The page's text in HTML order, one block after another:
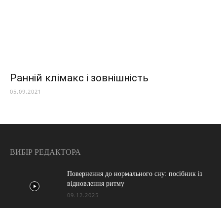
Ранній клімакс і зовнішність
05.09.2021
ВИБІР РЕДАКТОРА
Повернення до нормального сну: посібник із
відновлення ритму
09.12.2025